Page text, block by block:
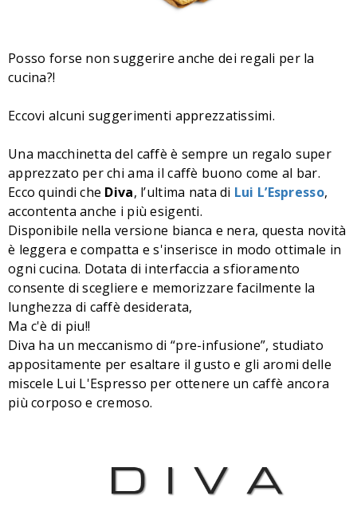
Posso forse non suggerire anche dei regali per la
cucina?!
Eccovi alcuni suggerimenti apprezzatissimi.
Una macchinetta del caffè è sempre un regalo super
apprezzato per chi ama il caffè buono come al bar.
Ecco quindi che Diva, l’ultima nata di Lui L’Espresso,
accontenta anche i più esigenti.
Disponibile nella versione bianca e nera, questa novità
è leggera e compatta e s'inserisce in modo ottimale in
ogni cucina. Dotata di interfaccia a sfioramento
consente di scegliere e memorizzare facilmente la
lunghezza di caffè desiderata,
Ma c'è di piu!!
Diva ha un meccanismo di “pre-infusione”, studiato
appositamente per esaltare il gusto e gli aromi delle
miscele Lui L'Espresso per ottenere un caffè ancora
più corposo e cremoso.